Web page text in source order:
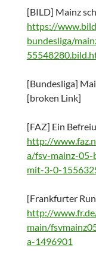
[BILD] Mainz
https://
bundesliga/
[Bundesliga]
[broken Link]
[FAZ] Ein
http://
a/fsv-mainz-05-
mit-3-0-
[Frankfurter
http://
main/
a-1496901